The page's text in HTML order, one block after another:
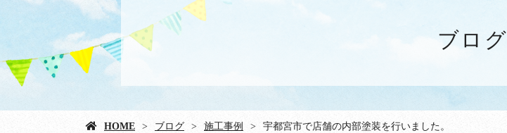
ブログ
HOME ブログ 施工事例 宇都宮市で店舗の内部塗装を行いました。